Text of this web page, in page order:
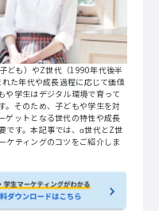
ども）やZ世代（1990年代後半
た年代や成長過程に応じて価値
や学生はデジタル環境で育って
。そのため、子どもや学生を対
ゲットとなる世代の特性や成長
です。本記事では、α世代とZ世
ケティングのコツをご紹介しま